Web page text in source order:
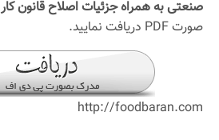
صنعتی به همراه جزئیات اصلاح قانون کار
صورت PDF دریافت نمایید.
http://foodbaran.com